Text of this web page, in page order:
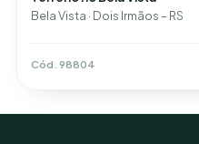
Bela Vista · Dois Irmãos – RS
Cód. 98804